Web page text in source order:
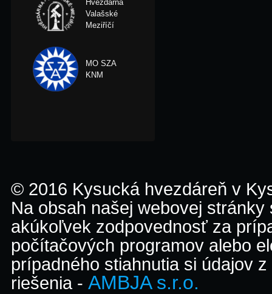
Hvězdárna
Valašské
Meziříčí
MO SZA
KNM
© 2016 Kysucká hvezdáreň v
Na obsah našej webovej
akúkoľvek zodpovednosť za
počítačových programov alebo
prípadného stiahnutia si údajov
riešenia - AMBJA s.r.o.